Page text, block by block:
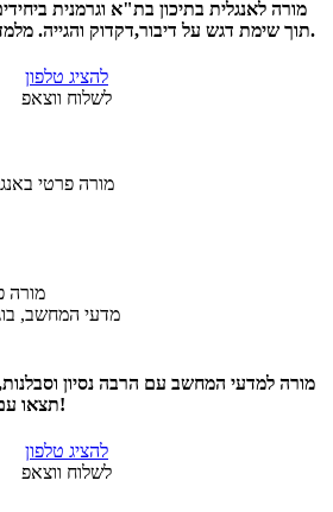
מורה לאנגלית בתיכון בת"א וגרמנית
תוך שימת דגש על דיבור,דקדוק והגייה. מלמד גם דרך הסקייפ/וואטצ'פ.
להציג טלפון
לשלוח ווצאפ
מורה
מדעי המחשב,
מורה למדעי המחשב עם הרבה נסיון
תצאו עם הבנה מצויינת של החומר!
להציג טלפון
לשלוח ווצאפ